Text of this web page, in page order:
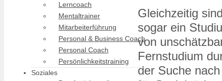
Gleichzeitig
sogar ein
von
Fernstudium
der Suche
Lerncoach
Mentaltrainer
Mitarbeiterführung
Personal & Business Coach
Personal Coach
Persönlichkeitstraining
Soziales